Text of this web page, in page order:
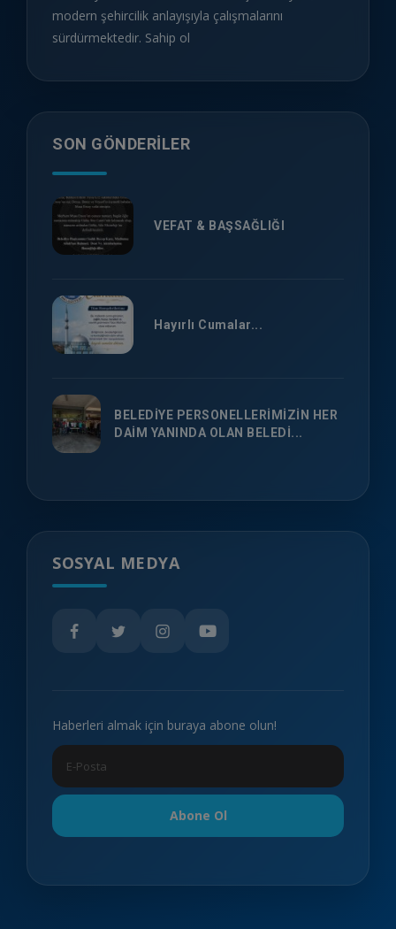
modern şehircilik anlayışıyla çalışmalarını
sürdürmektedir. Sahip ol
SON GÖNDERILER
VEFAT & BAŞSAĞLIĞI
Hayırlı Cumalar...
BELEDİYE PERSONELLERİMİZİN HER
DAİM YANINDA OLAN BELEDİ...
SOSYAL MEDYA
Haberleri almak için buraya abone olun!
Abone Ol